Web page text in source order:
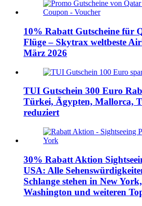
10% Rabatt Gutscheine für
Flüge – Skytrax weltbeste
März 2026
TUI Gutschein 300 Euro
Türkei, Ägypten, Mallorca,
reduziert
30% Rabatt Aktion
USA: Alle
Schlange stehen in New
Washington und weiteren